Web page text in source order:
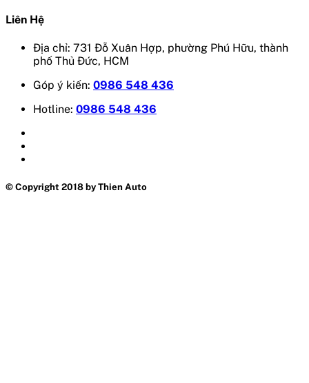
Liên Hệ
Địa chỉ: 731 Đỗ Xuân Hợp, phường Phú Hữu, thành
phố Thủ Đức, HCM
Góp ý kiến: 0986 548 436
Hotline: 0986 548 436
© Copyright 2018 by Thien Auto